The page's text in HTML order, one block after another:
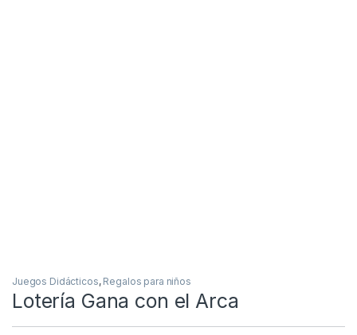
Juegos Didácticos, Regalos para niños
Lotería Gana con el Arca